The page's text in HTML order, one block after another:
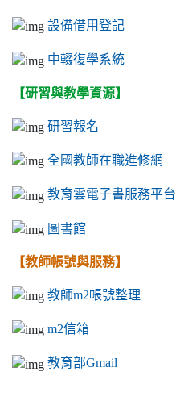
設備借用登記
中輟復學系統
【研習與教學資源】
研習報名
全國教師在職進修網
教育雲電子書服務平台
圖書館
【教師帳號與服務】
教師m2帳號整理
m2信箱
教育部Gmail